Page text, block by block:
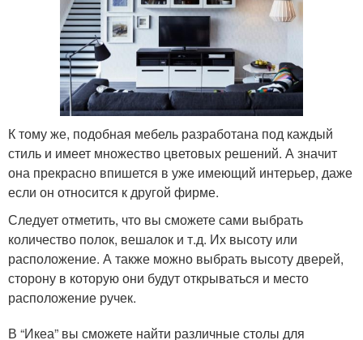
К тому же, подобная мебель разработана под каждый
стиль и имеет множество цветовых решений. А значит
она прекрасно впишется в уже имеющий интерьер, даже
если он относится к другой фирме.
Следует отметить, что вы сможете сами выбрать
количество полок, вешалок и т.д. Их высоту или
расположение. А также можно выбрать высоту дверей,
сторону в которую они будут открываться и место
расположение ручек.
В “Икеа” вы сможете найти различные столы для